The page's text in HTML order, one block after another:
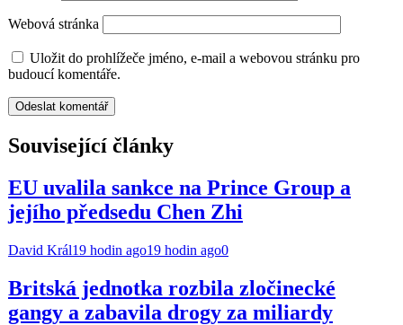
Webová stránka
Uložit do prohlížeče jméno, e-mail a webovou stránku pro
budoucí komentáře.
Související články
EU uvalila sankce na Prince Group a
jejího předsedu Chen Zhi
David Král19 hodin ago19 hodin ago0
Britská jednotka rozbila zločinecké
gangy a zabavila drogy za miliardy